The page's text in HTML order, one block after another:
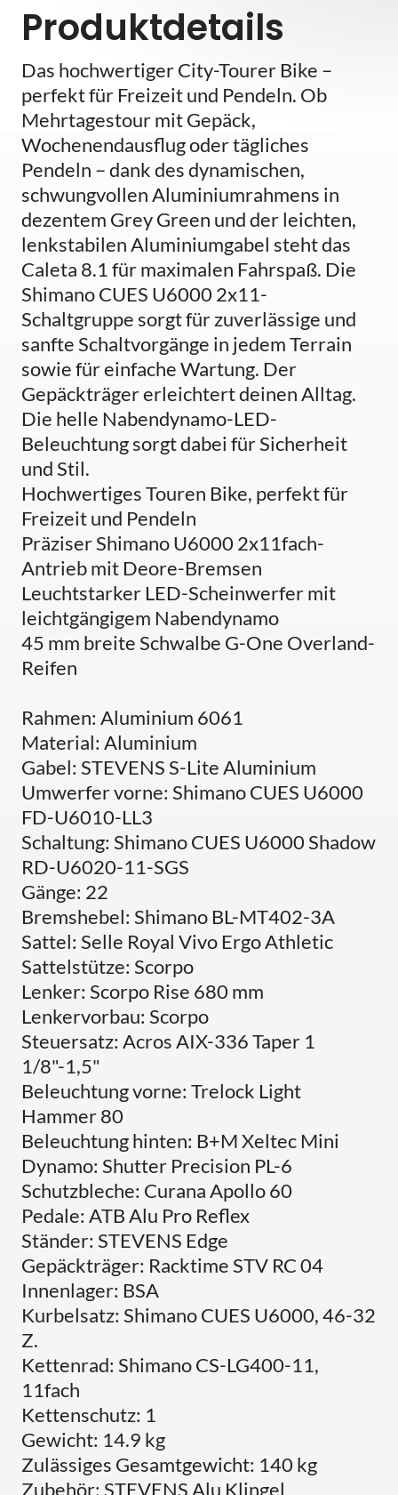
Produktdetails
Das hochwertiger City-Tourer Bike –
perfekt für Freizeit und Pendeln. Ob
Mehrtagestour mit Gepäck,
Wochenendausflug oder tägliches
Pendeln – dank des dynamischen,
schwungvollen Aluminiumrahmens in
dezentem Grey Green und der leichten,
lenkstabilen Aluminiumgabel steht das
Caleta 8.1 für maximalen Fahrspaß. Die
Shimano CUES U6000 2x11-
Schaltgruppe sorgt für zuverlässige und
sanfte Schaltvorgänge in jedem Terrain
sowie für einfache Wartung. Der
Gepäckträger erleichtert deinen Alltag.
Die helle Nabendynamo-LED-
Beleuchtung sorgt dabei für Sicherheit
und Stil.
Hochwertiges Touren Bike, perfekt für
Freizeit und Pendeln
Präziser Shimano U6000 2x11fach-
Antrieb mit Deore-Bremsen
Leuchtstarker LED-Scheinwerfer mit
leichtgängigem Nabendynamo
45 mm breite Schwalbe G-One Overland-
Reifen
Rahmen: Aluminium 6061
Material: Aluminium
Gabel: STEVENS S-Lite Aluminium
Umwerfer vorne: Shimano CUES U6000
FD-U6010-LL3
Schaltung: Shimano CUES U6000 Shadow
RD-U6020-11-SGS
Gänge: 22
Bremshebel: Shimano BL-MT402-3A
Sattel: Selle Royal Vivo Ergo Athletic
Sattelstütze: Scorpo
Lenker: Scorpo Rise 680 mm
Lenkervorbau: Scorpo
Steuersatz: Acros AIX-336 Taper 1
1/8"-1,5"
Beleuchtung vorne: Trelock Light
Hammer 80
Beleuchtung hinten: B+M Xeltec Mini
Dynamo: Shutter Precision PL-6
Schutzbleche: Curana Apollo 60
Pedale: ATB Alu Pro Reflex
Ständer: STEVENS Edge
Gepäckträger: Racktime STV RC 04
Innenlager: BSA
Kurbelsatz: Shimano CUES U6000, 46-32
Z.
Kettenrad: Shimano CS-LG400-11,
11fach
Kettenschutz: 1
Gewicht: 14.9 kg
Zulässiges Gesamtgewicht: 140 kg
Zubehör: STEVENS Alu Klingel